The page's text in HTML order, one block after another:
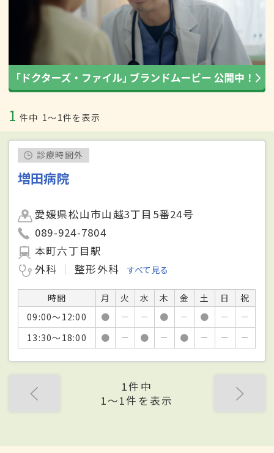
1 件中 1〜1件を表示
診療時間外
増田病院
愛媛県松山市山越3丁目5番24号
089-924-7804
本町六丁目駅
外科
整形外科 すべて見る
時間 月 火 水 木 金 土 日
祝
09:00～12:00
● － － ● － ● －
－
13:30～18:00
● － ● － ● － － －
1件中
1〜1件を表示